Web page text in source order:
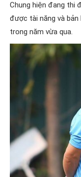
Chung hiện đang thi
được tài năng và
trong năm vừa qua.